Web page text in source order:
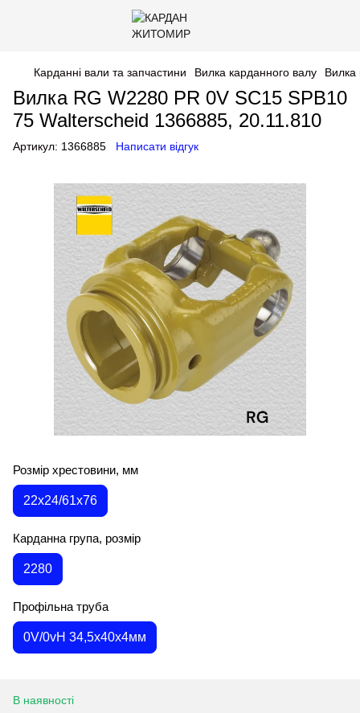
Карданні вали та запчастини Вилка карданного валу Вилка
Вилка RG W2280 PR 0V SC15 SPB10
75 Walterscheid 1366885, 20.11.810
Артикул: 1366885 Написати відгук
Розмір хрестовини, мм
22х24/61х76
Карданна група, розмір
2280
Профільна труба
0V/0vH 34,5х40х4мм
В наявності